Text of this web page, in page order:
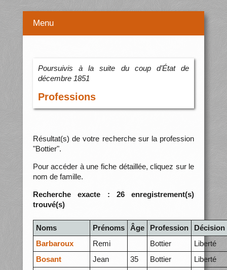
Menu
Poursuivis à la suite du coup d’État de
décembre 1851
Professions
Résultat(s) de votre recherche sur la profession
"Bottier".
Pour accéder à une fiche détaillée, cliquez sur le
nom de famille.
Recherche exacte : 26 enregistrement(s)
trouvé(s)
Noms Prénoms Âge Profession
Décision
Barbaroux
Remi Bottier
Liberté
Bosant
Jean 35 Bottier Liberté